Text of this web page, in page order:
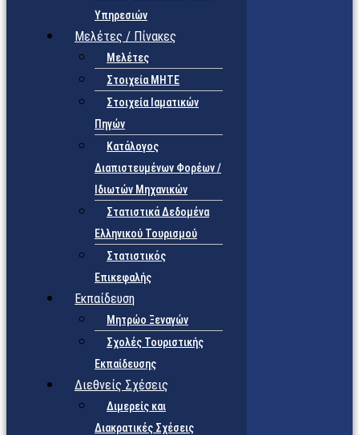
Υπηρεσιών
Μελέτες / Πίνακες
Μελέτες
Στοιχεία ΜΗΤΕ
Στοιχεία Ιαματικών
Πηγών
Κατάλογος
Διαπιστευμένων Φορέων /
Ιδιωτών Μηχανικών
Στατιστικά Δεδομένα
Ελληνικού Τουρισμού
Στατιστικός
Επικεφαλής
Εκπαίδευση
Μητρώο Ξεναγών
Σχολές Τουριστικής
Εκπαίδευσης
Διεθνείς Σχέσεις
Διμερείς και
Διακρατικές Σχέσεις